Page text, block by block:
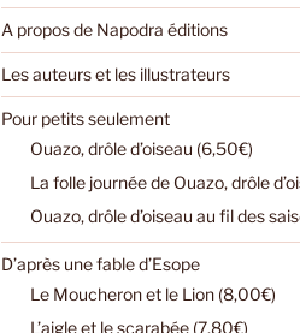
A propos de Napodra éditions
Les auteurs et les illustrateurs
Pour petits seulement
Ouazo, drôle d’oiseau (6,50€)
La folle journée de Ouazo, drôle
Ouazo, drôle d’oiseau au fil des
D’après une fable d’Esope
Le Moucheron et le Lion (8,00€)
L’aigle et le scarabée (7,80€)